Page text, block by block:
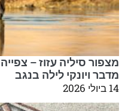
מצפור סיליה עזוז –
מדבר ויונקי לילה בנגב
14 ביולי 2026